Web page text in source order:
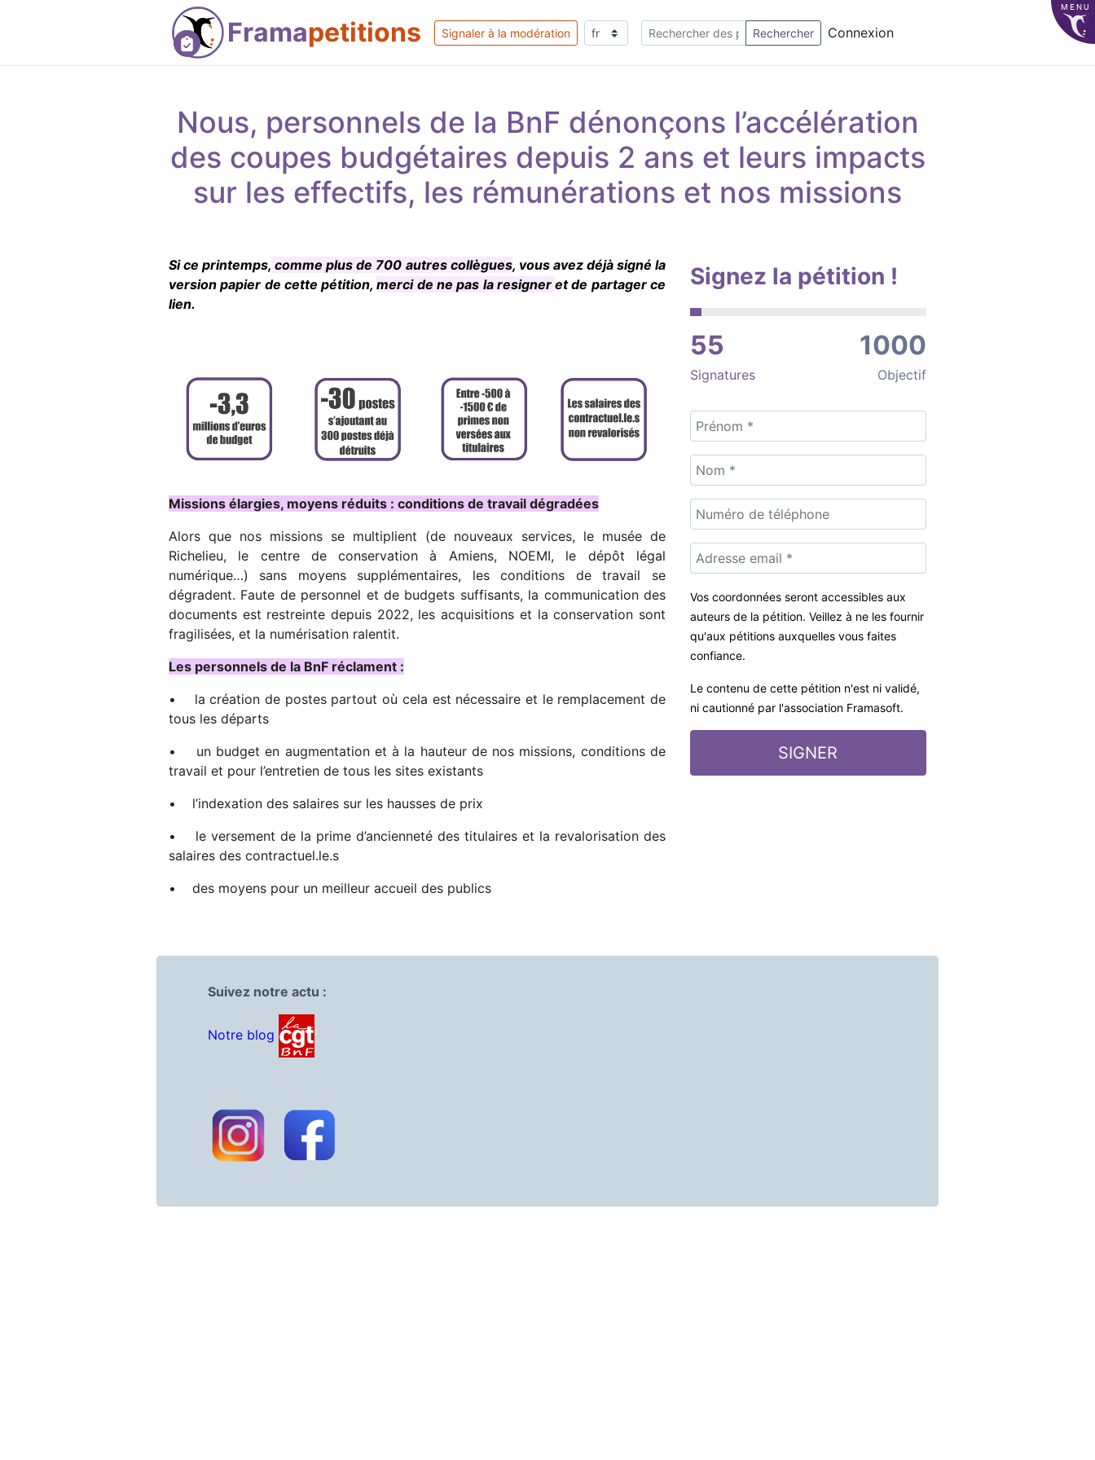
MENU
Framapetitions Signaler à la modération Rechercher Connexion
Nous, personnels de la BnF dénonçons l’accélération
des coupes budgétaires depuis 2 ans et leurs impacts
sur les effectifs, les rémunérations et nos missions
Signez la pétition !
55
Signatures
1000
Objectif
Vos coordonnées seront accessibles aux
auteurs de la pétition. Veillez à ne les fournir
qu'aux pétitions auxquelles vous faites
confiance.
Le contenu de cette pétition n'est ni validé,
ni cautionné par l'association Framasoft.
Si ce printemps, comme plus de 700 autres collègues, vous avez déjà signé la
version papier de cette pétition,merci de ne pas la resigneret de partager ce
lien.
Missions élargies, moyens réduits : conditions de travail dégradées
Alors que nos missions se multiplient (de nouveaux services, le musée de
Richelieu, le centre de conservation à Amiens, NOEMI, le dépôt légal
numérique…) sans moyens supplémentaires, les conditions de travail se
dégradent. Faute de personnel et de budgets suffisants, la communication des
documents est restreinte depuis 2022, les acquisitions et la conservation sont
fragilisées, et la numérisation ralentit.
Les personnels de la BnF réclament :
• la création de postes partout où cela est nécessaire et le remplacement de
tous les départs
• un budget en augmentation et à la hauteur de nos missions, conditions de
travail et pour l’entretien de tous les sites existants
• l’indexation des salaires sur les hausses de prix
• le versement de la prime d’ancienneté des titulaires et la revalorisation des
salaires des contractuel.le.s
• des moyens pour un meilleur accueil des publics
Suivez notre actu :
Notre blog